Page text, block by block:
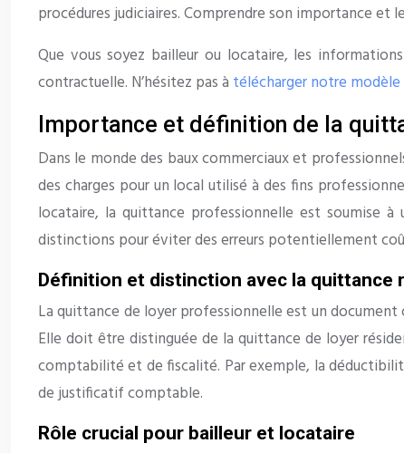
procédures judiciaires. Comprendre son importance et
Que vous soyez bailleur ou locataire, les
contractuelle. N’hésitez pas à télécharger notre
Importance et définition de la
Dans le monde des baux commerciaux et
des charges pour un local utilisé à des fins
locataire, la quittance professionnelle est soumise
distinctions pour éviter des erreurs potentiellement
Définition et distinction avec la quittance
La quittance de loyer professionnelle est un
Elle doit être distinguée de la quittance de loyer
comptabilité et de fiscalité. Par exemple, la
de justificatif comptable.
Rôle crucial pour bailleur et locataire